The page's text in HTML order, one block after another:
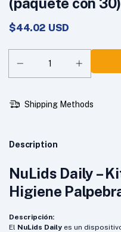
$44.02 USD
Shipping Methods
Description
NuLids Daily –
Higiene
Descripción:
El NuLids Daily es un